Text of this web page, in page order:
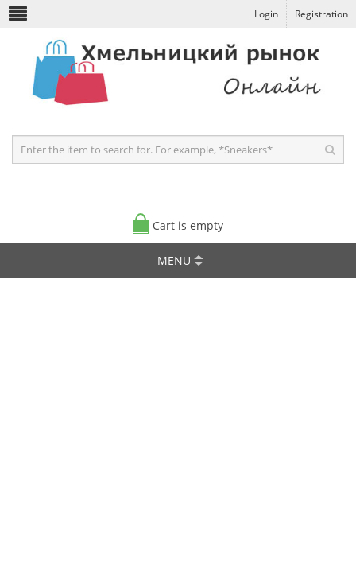
Login Registration
Cart is empty
MENU